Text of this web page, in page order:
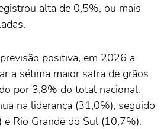
alta de 0,5%, ou mais
positiva, em 2026 a
a sétima maior safra de grãos
por 3,8% do total nacional.
na liderança (31,0%), seguido
e Rio Grande do Sul (10,7%).